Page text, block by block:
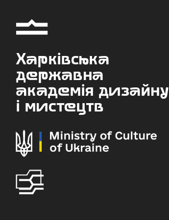
Харківська
державна
академія дизайну
і мистецтв